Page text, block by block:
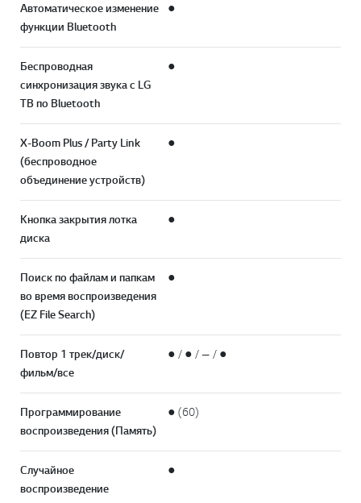
Автоматическое изменение
функции Bluetooth
●
Беспроводная
синхронизация звука с LG
ТВ по Bluetooth
●
X-Boom Plus / Party Link
(беспроводное
объединение устройств)
●
Кнопка закрытия лотка
диска
●
Поиск по файлам и папкам
во время воспроизведения
(EZ File Search)
●
Повтор 1 трек/диск/
фильм/все
● / ● / — / ●
Программирование
воспроизведения (Память)
● (60)
Случайное
воспроизведение
●